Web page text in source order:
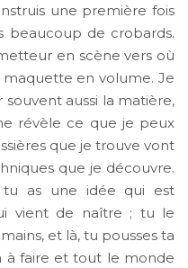
une première fois
beaucoup de crobards.
en scène vers où
maquette en volume. Je
souvent aussi la matière,
révèle ce que je peux
que je trouve vont
que je découvre.
tu as une idée qui est
vient de naître ; tu le
et là, tu pousses ta
à faire et tout le monde